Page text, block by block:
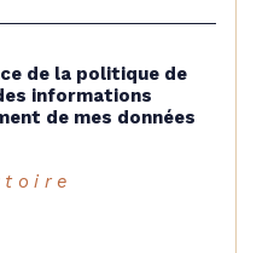
de la politique de
informations
de mes données